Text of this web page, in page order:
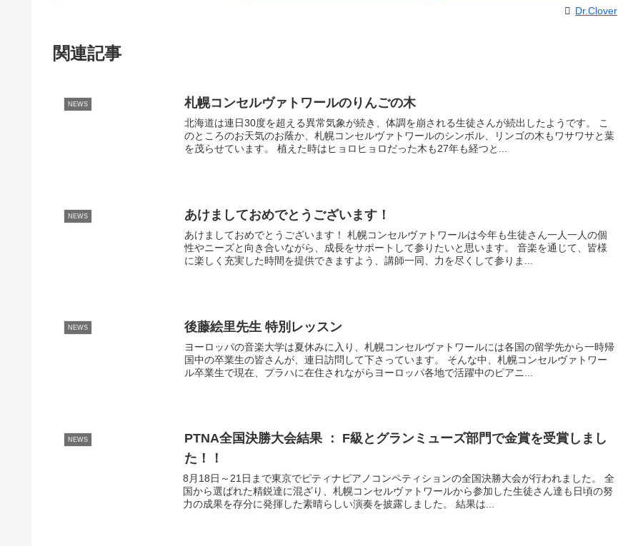
Dr.Clover
関連記事
NEWS 札幌コンセルヴァトワールのりんごの木
北海道は連日30度を超える異常気象が続き、体調を崩される生徒さんが続出したようです。 こ
のところのお天気のお蔭か、札幌コンセルヴァトワールのシンボル、リンゴの木もワサワサと葉
を茂らせています。 植えた時はヒョロヒョロだった木も27年も経つと...
NEWS あけましておめでとうございます！
あけましておめでとうございます！ 札幌コンセルヴァトワールは今年も生徒さん一人一人の個
性やニーズと向き合いながら、成長をサポートして参りたいと思います。 音楽を通じて、皆様
に楽しく充実した時間を提供できますよう、講師一同、力を尽くして参りま...
NEWS 後藤絵里先生 特別レッスン
ヨーロッパの音楽大学は夏休みに入り、札幌コンセルヴァトワールには各国の留学先から一時帰
国中の卒業生の皆さんが、連日訪問して下さっています。 そんな中、札幌コンセルヴァトワー
ル卒業生で現在、プラハに在住されながらヨーロッパ各地で活躍中のピアニ...
NEWS
PTNA全国決勝大会結果 ： F級とグランミューズ部門で金賞を受賞しまし
た！！
8月18日～21日まで東京でピティナピアノコンペティションの全国決勝大会が行われました。 全
国から選ばれた精鋭達に混ざり、札幌コンセルヴァトワールから参加した生徒さん達も日頃の努
力の成果を存分に発揮した素晴らしい演奏を披露しました。 結果は...